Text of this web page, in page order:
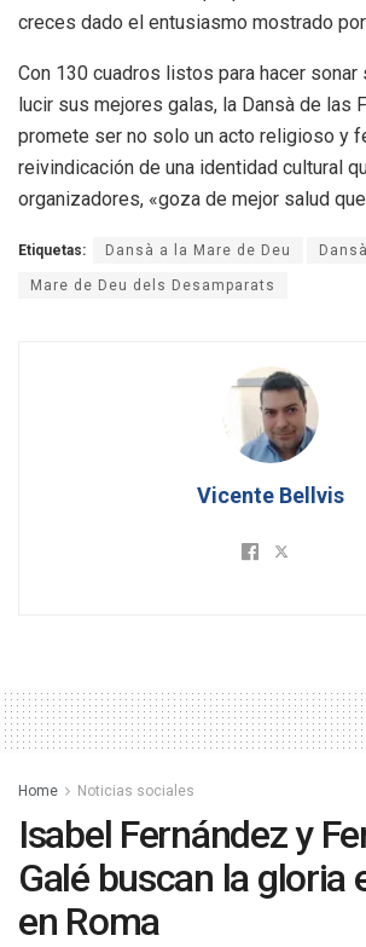
creces dado el entusiasmo mostrado
Con 130 cuadros listos para hacer
lucir sus mejores galas, la Dansà de las
promete ser no solo un acto religioso y
reivindicación de una identidad cultural
organizadores, «goza de mejor salud
Etiquetas: Dansà a la Mare de Deu
Mare de Deu dels Desamparats
Vicente Bellvis
Home Noticias sociales
Isabel Fernández y
Galé buscan la gloria
en Roma